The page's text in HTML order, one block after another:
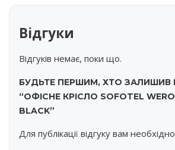
Відгуки
Відгуків немає, поки що.
БУДЬТЕ ПЕРШИМ, ХТО ЗАЛИШИВ
“ОФІСНЕ КРІСЛО SOFOTEL
BLACK”
Для публікації відгуку вам необхідно